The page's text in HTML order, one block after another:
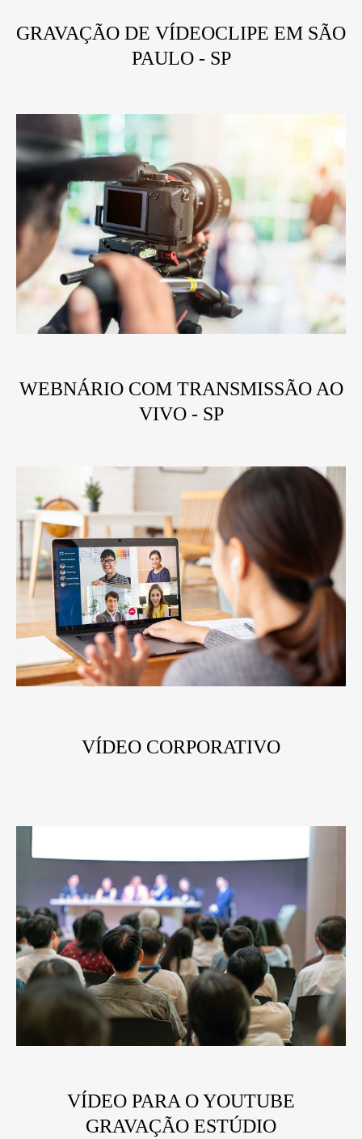
GRAVAÇÃO DE VÍDEOCLIPE EM SÃO
PAULO - SP
WEBNÁRIO COM TRANSMISSÃO AO
VIVO - SP
VÍDEO CORPORATIVO
VÍDEO PARA O YOUTUBE
GRAVAÇÃO ESTÚDIO